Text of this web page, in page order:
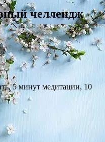
челлендж
5 минут медитации, 10